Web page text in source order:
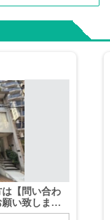
【問い合わ
い致します
い。